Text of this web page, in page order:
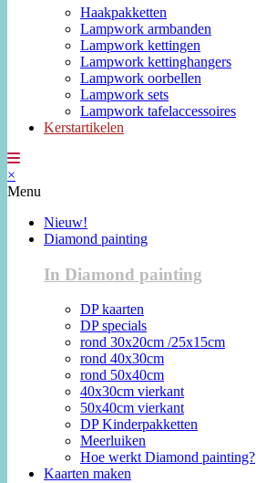
Haakpakketten
Lampwork armbanden
Lampwork kettingen
Lampwork kettinghangers
Lampwork oorbellen
Lampwork sets
Lampwork tafelaccessoires
Kerstartikelen
×
Menu
Nieuw!
Diamond painting
In Diamond painting
DP kaarten
DP specials
rond 30x20cm /25x15cm
rond 40x30cm
rond 50x40cm
40x30cm vierkant
50x40cm vierkant
DP Kinderpakketten
Meerluiken
Hoe werkt Diamond painting?
Kaarten maken